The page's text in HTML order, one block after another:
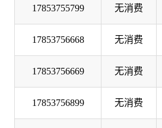
17853755799 无消费
17853756668 无消费
17853756669 无消费
17853756899 无消费